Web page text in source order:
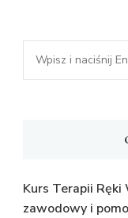
Szukasz
czegoś?
Kurs Terapii
zawodowy i